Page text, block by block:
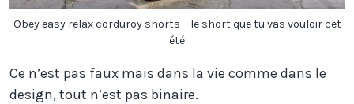
Obey easy relax corduroy shorts – le short que tu vas vouloir cet
été
Ce n’est pas faux mais dans la vie comme dans le
design, tout n’est pas binaire.